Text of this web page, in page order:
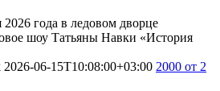
года в ледовом дворце
шоу Татьяны Навки «История
2026-06-15T10:08:00+03:00 2000 от 2